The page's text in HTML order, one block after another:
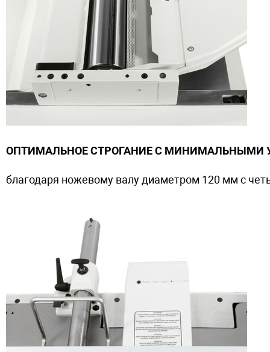
ОПТИМАЛЬНОЕ СТРОГАНИЕ С МИНИМАЛЬНЫМИ
благодаря ножевому валу диаметром 120 мм с